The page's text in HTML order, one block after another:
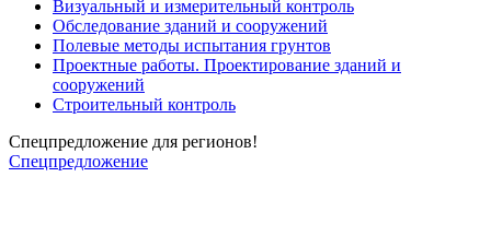
Визуальный и измерительный контроль
Обследование зданий и сооружений
Полевые методы испытания грунтов
Проектные работы. Проектирование зданий и
сооружений
Строительный контроль
Спецпредложение для регионов!
Спецпредложение